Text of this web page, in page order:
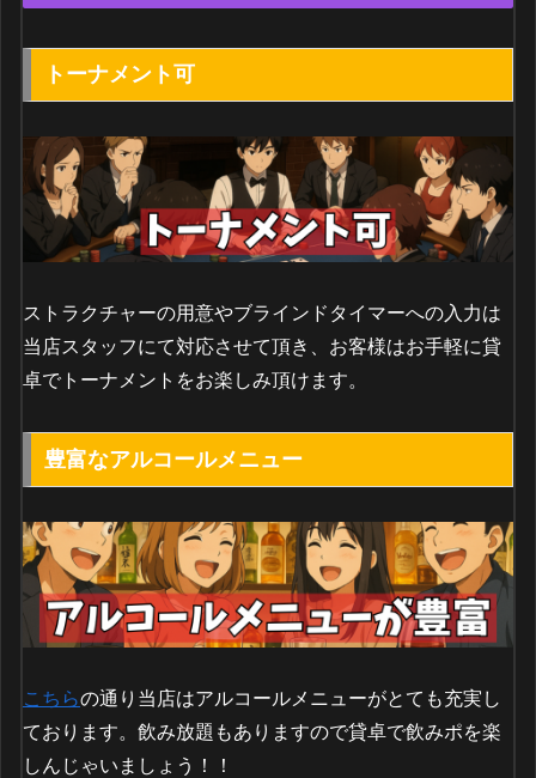
トーナメント可
ストラクチャーの用意やブラインドタイマーへの入力は
当店スタッフにて対応させて頂き、お客様はお手軽に貸
卓でトーナメントをお楽しみ頂けます。
豊富なアルコールメニュー
こちらの通り当店はアルコールメニューがとても充実し
ております。飲み放題もありますので貸卓で飲みポを楽
しんじゃいましょう！！